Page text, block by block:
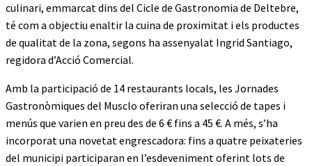
culinari, emmarcat dins del Cicle de Gastronomia de Deltebre,
té com a objectiu enaltir la cuina de proximitat i els productes
de qualitat de la zona, segons ha assenyalat Ingrid Santiago,
regidora d’Acció Comercial.
Amb la participació de 14 restaurants locals, les Jornades
Gastronòmiques del Musclo oferiran una selecció de tapes i
menús que varien en preu des de 6 € fins a 45 €. A més, s’ha
incorporat una novetat engrescadora: fins a quatre peixateries
del municipi participaran en l’esdeveniment oferint lots de